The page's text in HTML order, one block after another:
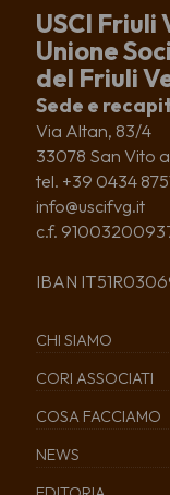
USCI Friuli
Unione
del Friuli
Sede e
Via Altan, 83/4
33078 San Vito
tel. +39 0434
info@uscifvg.it
c.f.
IBAN
CHI SIAMO
CORI ASSOCIATI
COSA FACCIAMO
NEWS